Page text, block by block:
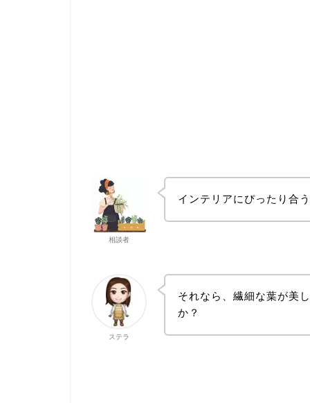
相談者
インテリアにぴったり合
ステラ
それなら、繊細な葉が美
か？